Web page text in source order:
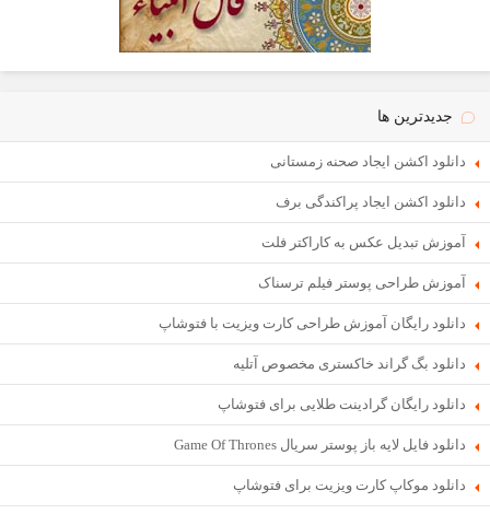
جدیدترین ها
دانلود اکشن ایجاد صحنه زمستانی
دانلود اکشن ایجاد پراکندگی برف
آموزش تبدیل عکس به کاراکتر فلت
آموزش طراحی پوستر فیلم ترسناک
دانلود رایگان آموزش طراحی کارت ویزیت با فتوشاپ
دانلود بگ گراند خاکستری مخصوص آتلیه
دانلود رایگان گرادینت طلایی برای فتوشاپ
دانلود فایل لایه باز پوستر سریال Game Of Thrones
دانلود موکاپ کارت ویزیت برای فتوشاپ